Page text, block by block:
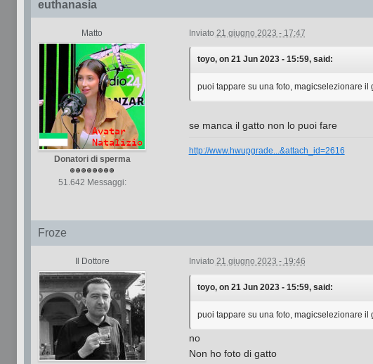
euthanasia
Matto
Donatori di sperma
51.642 Messaggi:
Inviato 21 giugno 2023 - 17:47
toyo, on 21 Jun 2023 - 15:59, said:
puoi tappare su una foto, magicselezionare il
se manca il gatto non lo puoi fare
http://www.hwupgrade...&attach_id=2616
Froze
Il Dottore Inviato 21 giugno 2023 - 19:46
toyo, on 21 Jun 2023 - 15:59, said:
puoi tappare su una foto, magicselezionare il
no
Non ho foto di gatto